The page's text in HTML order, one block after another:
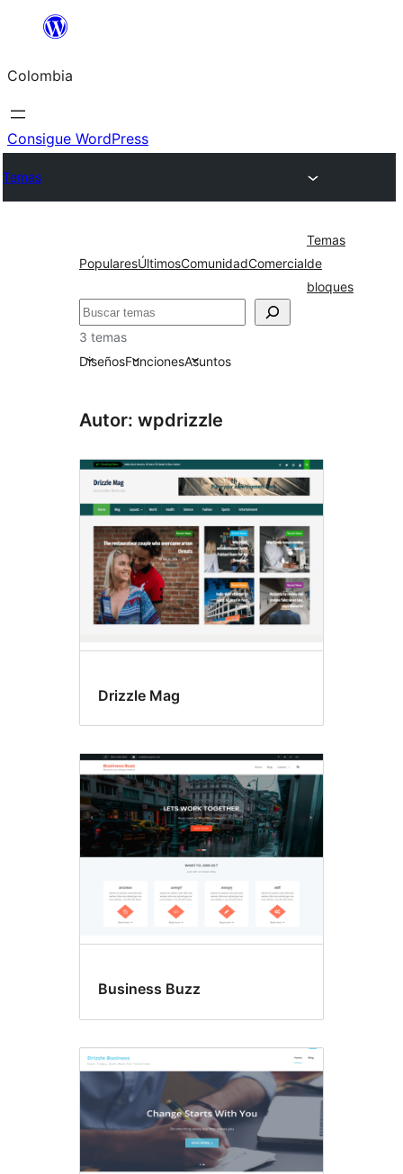
Saltar
contenido
Colombia
Consigue WordPress
Temas
PopularesÚltimosComunidadComercial
Temas
de
bloques
Buscar
3 temas
DiseñosFuncionesAsuntos
Autor: wpdrizzle
Drizzle Mag
Business Buzz